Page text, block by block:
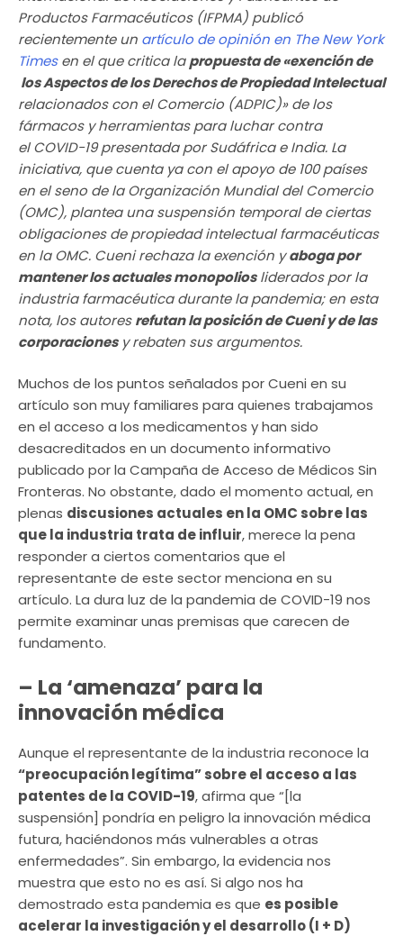
Productos Farmacéuticos (IFPMA) publicó
recientemente un artículo de opinión en The New York
Timesen el que critica lapropuesta de «exención de
los Aspectos de los Derechos de Propiedad Intelectual
relacionados con el Comercio (ADPIC)» de los
fármacos y herramientas para luchar contra
el COVID-19 presentada por Sudáfrica e India. La
iniciativa, que cuenta ya con el apoyo de 100 países
en el seno de la Organización Mundial del Comercio
(OMC), plantea una suspensión temporal de ciertas
obligaciones de propiedad intelectual farmacéuticas
en la OMC. Cueni rechaza la exención yaboga por
mantener los actuales monopoliosliderados por la
industria farmacéutica durante la pandemia; en esta
nota, los autoresrefutan la posición de Cueni y de las
corporacionesy rebaten sus argumentos.
Muchos de los puntos señalados por Cueni en su
artículo son muy familiares para quienes trabajamos
en el acceso a los medicamentos y han sido
desacreditados en un documento informativo
publicado por la Campaña de Acceso de Médicos Sin
Fronteras. No obstante, dado el momento actual, en
plenas discusiones actuales en la OMC sobre las
que la industria trata de influir, merece la pena
responder a ciertos comentarios que el
representante de este sector menciona en su
artículo. La dura luz de la pandemia de COVID-19 nos
permite examinar unas premisas que carecen de
fundamento.
– La ‘amenaza’ para la
innovación médica
Aunque el representante de la industria reconoce la
“preocupación legítima” sobre el acceso a las
patentes de la COVID-19, afirma que “[la
suspensión] pondría en peligro la innovación médica
futura, haciéndonos más vulnerables a otras
enfermedades”. Sin embargo, la evidencia nos
muestra que esto no es así. Si algo nos ha
demostrado esta pandemia es que es posible
acelerar la investigación y el desarrollo (I + D)